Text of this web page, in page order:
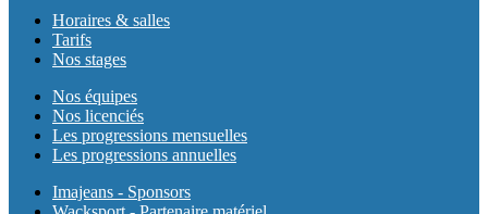
Horaires & salles
Tarifs
Nos stages
Nos équipes
Nos licenciés
Les progressions mensuelles
Les progressions annuelles
Imajeans - Sponsors